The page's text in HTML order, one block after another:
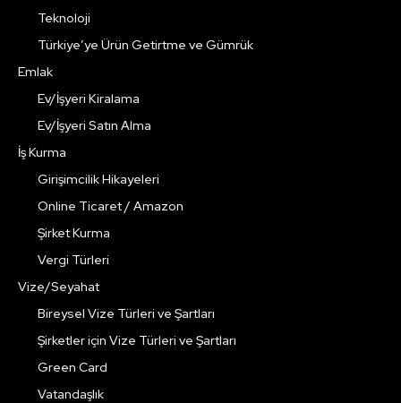
Teknoloji
Türkiye’ye Ürün Getirtme ve Gümrük
Emlak
Ev/İşyeri Kiralama
Ev/İşyeri Satın Alma
İş Kurma
Girişimcilik Hikayeleri
Online Ticaret / Amazon
Şirket Kurma
Vergi Türleri
Vize/Seyahat
Bireysel Vize Türleri ve Şartları
Şirketler için Vize Türleri ve Şartları
Green Card
Vatandaşlık